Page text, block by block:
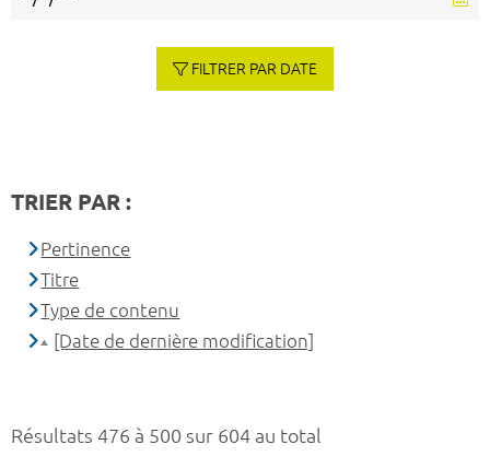
Résultats 476 à 500 sur 604 au total
FILTRER PAR DATE
TRIER PAR :
Pertinence
Titre
Type de contenu
[Date de dernière modification]